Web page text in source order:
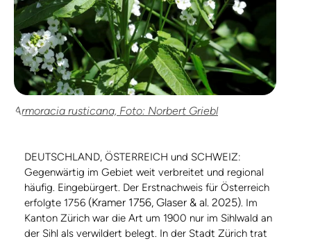
Armoracia rusticana, Foto: Norbert Griebl
DEUTSCHLAND, ÖSTERREICH und SCHWEIZ:
Gegenwärtig im Gebiet weit verbreitet und regional
häufig. Eingebürgert. Der Erstnachweis für Österreich
erfolgte 1756 (Kramer 1756, Glaser & al. 2025). Im
Kanton Zürich war die Art um 1900 nur im Sihlwald an
der Sihl als verwildert belegt. In der Stadt Zürich trat